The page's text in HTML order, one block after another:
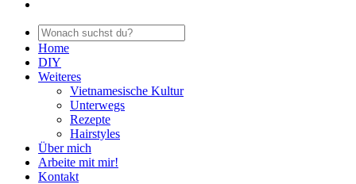
Home
DIY
Weiteres
Vietnamesische Kultur
Unterwegs
Rezepte
Hairstyles
Über mich
Arbeite mit mir!
Kontakt